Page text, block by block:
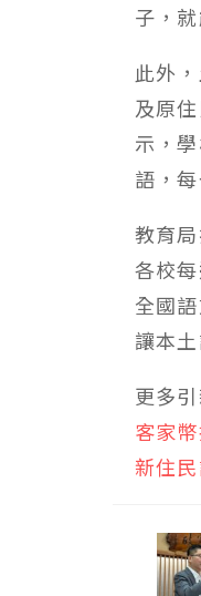
子，
此外
及原
示，
語，
教育
各校
全國
讓本
更多
客家
新住